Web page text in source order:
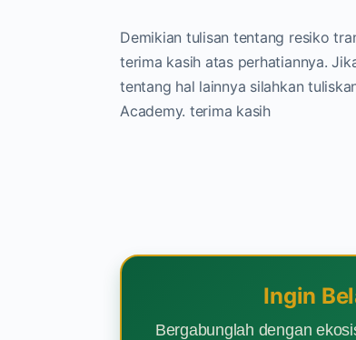
Demikian tulisan tentang resiko
terima kasih atas perhatiannya.
tentang hal lainnya silahkan
Academy. terima kasih
Ingin
Bergabunglah dengan